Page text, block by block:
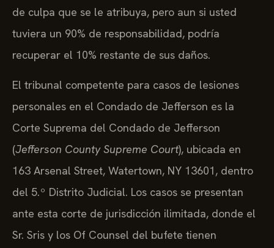
de culpa que se le atribuya, pero aun si usted
tuviera un 90% de responsabilidad, podría
recuperar el 10% restante de sus daños.
El tribunal competente para casos de lesiones
personales en el Condado de Jefferson es la
Corte Suprema del Condado de Jefferson
(Jefferson County Supreme Court), ubicada en
163 Arsenal Street, Watertown, NY 13601, dentro
del 5.º Distrito Judicial. Los casos se presentan
ante esta corte de jurisdicción ilimitada, donde el
Sr. Sris y los Of Counsel del bufete tienen